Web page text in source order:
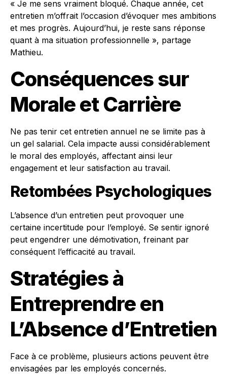
« Je me sens vraiment bloqué. Chaque année, cet
entretien m’offrait l’occasion d’évoquer mes ambitions
et mes progrès. Aujourd’hui, je reste sans réponse
quant à ma situation professionnelle », partage
Mathieu.
Conséquences sur
Morale et Carrière
Ne pas tenir cet entretien annuel ne se limite pas à
un gel salarial. Cela impacte aussi considérablement
le moral des employés, affectant ainsi leur
engagement et leur satisfaction au travail.
Retombées Psychologiques
L’absence d’un entretien peut provoquer une
certaine incertitude pour l’employé. Se sentir ignoré
peut engendrer une démotivation, freinant par
conséquent l’efficacité au travail.
Stratégies à
Entreprendre en
L’Absence d’Entretien
Face à ce problème, plusieurs actions peuvent être
envisagées par les employés concernés.